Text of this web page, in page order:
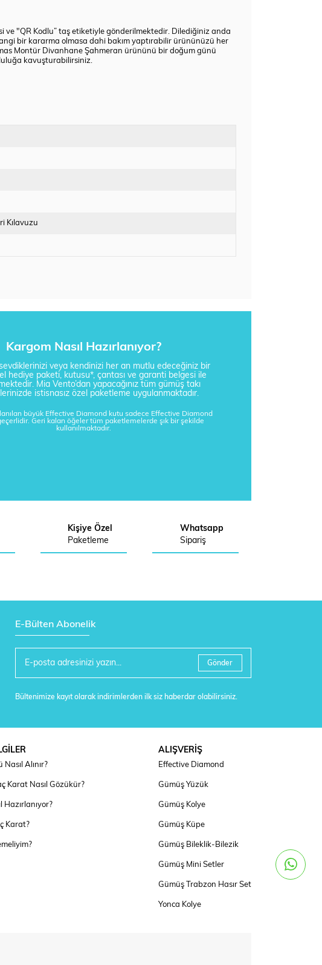
ve "QR Kodlu” taş etiketiyle gönderilmektedir. Dilediğiniz anda
bir kararma olmasa dahi bakım yaptırabilir ürününüzü her
Montür Divanhane Şahmeran ürününü bir doğum günü
kavuşturabilirsiniz.
Kılavuzu
Kargom Nasıl Hazırlanıyor?
veya kendinizi her an mutlu edeceğiniz bir
hediye paketi, kutusu*, çantası ve garanti belgesi ile
Mia Vento’dan yapacağınız tüm gümüş takı
istisnasız özel paketleme uygulanmaktadır.
büyük Effective Diamond kutu sadece Effective Diamond
Geri kalan öğeler tüm paketlemelerde şık bir şekilde
kullanılmaktadır.
Kişiye Özel
Paketleme
Whatsapp
Sipariş
E-Bülten Abonelik
Gönder
Bültenimize kayıt olarak indirimlerden ilk siz haberdar olabilirsiniz.
Alınır?
Karat Nasıl Gözükür?
Hazırlanıyor?
Karat?
ALIŞVERİŞ
Effective Diamond
Gümüş Yüzük
Gümüş Kolye
Gümüş Küpe
Gümüş Bileklik-Bilezik
Gümüş Mini Setler
Gümüş Trabzon Hasır Set
Yonca Kolye